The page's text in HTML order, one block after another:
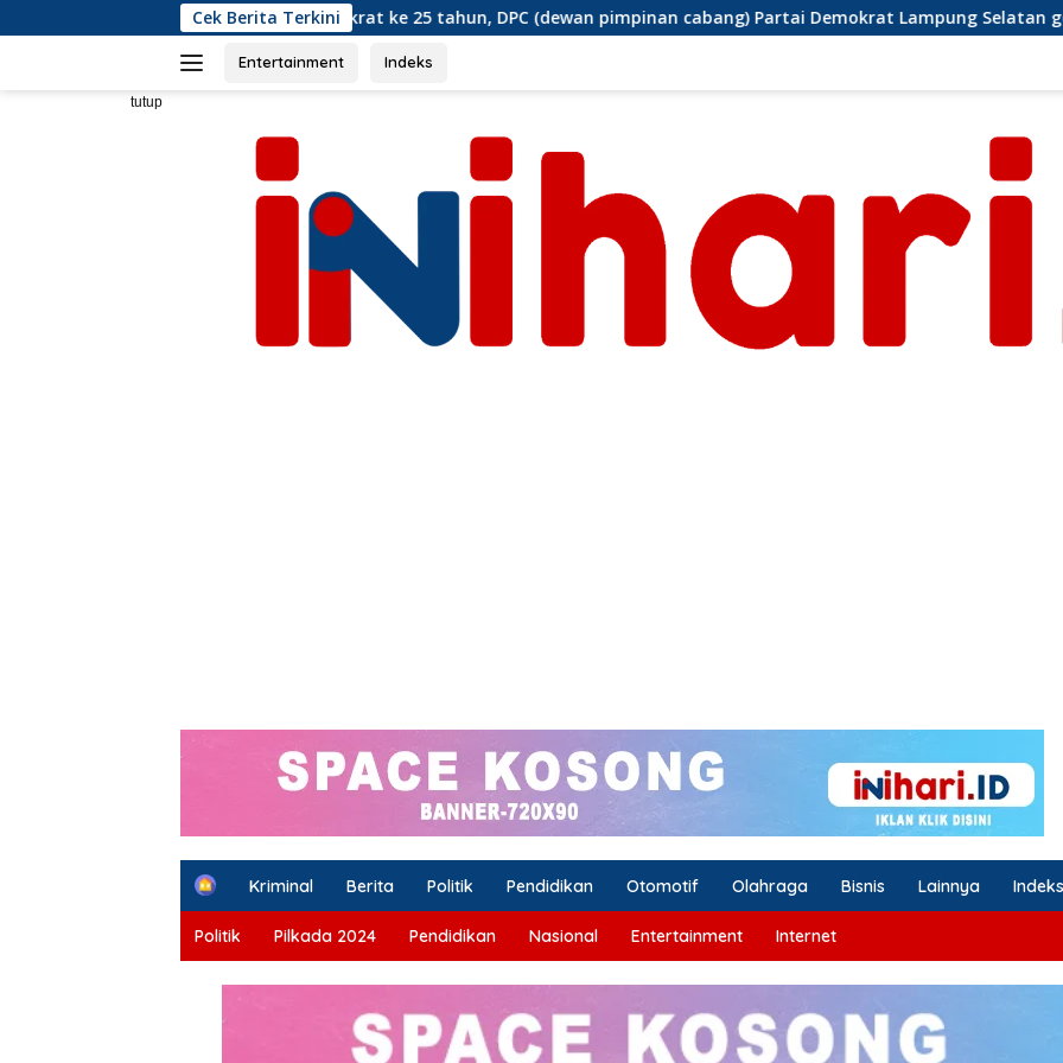
ke
Cek Berita Terkini
Demokrat ke 25 tahun, DPC (dewan pimpinan cabang) Partai Demokrat Lampung Selatan gelar aksi bersih-bersih pantai
Entertainment Indeks
tutup
H
m
e
Kriminal Berita Politik Pendidikan Otomotif Olahraga Bisnis Lainnya Indeks
Politik Pilkada 2024 Pendidikan Nasional Entertainment Internet